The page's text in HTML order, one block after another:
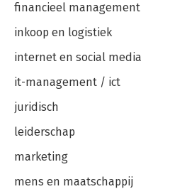
financieel management
inkoop en logistiek
internet en social media
it-management / ict
juridisch
leiderschap
marketing
mens en maatschappij